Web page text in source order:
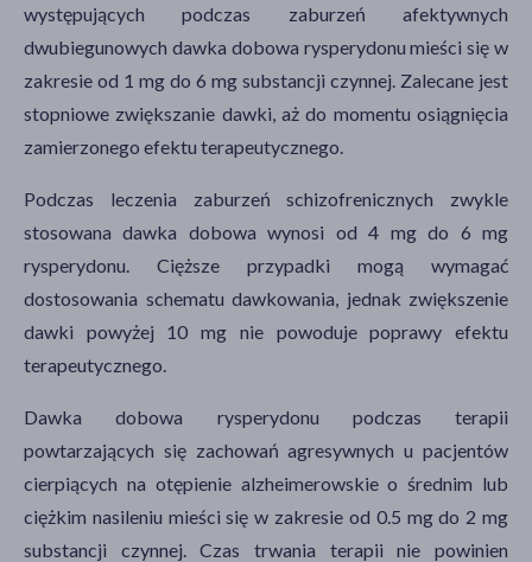
występujących podczas zaburzeń afektywnych
dwubiegunowych dawka dobowa rysperydonu mieści się w
zakresie od 1 mg do 6 mg substancji czynnej. Zalecane jest
stopniowe zwiększanie dawki, aż do momentu osiągnięcia
zamierzonego efektu terapeutycznego.
Podczas leczenia zaburzeń schizofrenicznych zwykle
stosowana dawka dobowa wynosi od 4 mg do 6 mg
rysperydonu. Cięższe przypadki mogą wymagać
dostosowania schematu dawkowania, jednak zwiększenie
dawki powyżej 10 mg nie powoduje poprawy efektu
terapeutycznego.
Dawka dobowa rysperydonu podczas terapii
powtarzających się zachowań agresywnych u pacjentów
cierpiących na otępienie alzheimerowskie o średnim lub
ciężkim nasileniu mieści się w zakresie od 0.5 mg do 2 mg
substancji czynnej. Czas trwania terapii nie powinien